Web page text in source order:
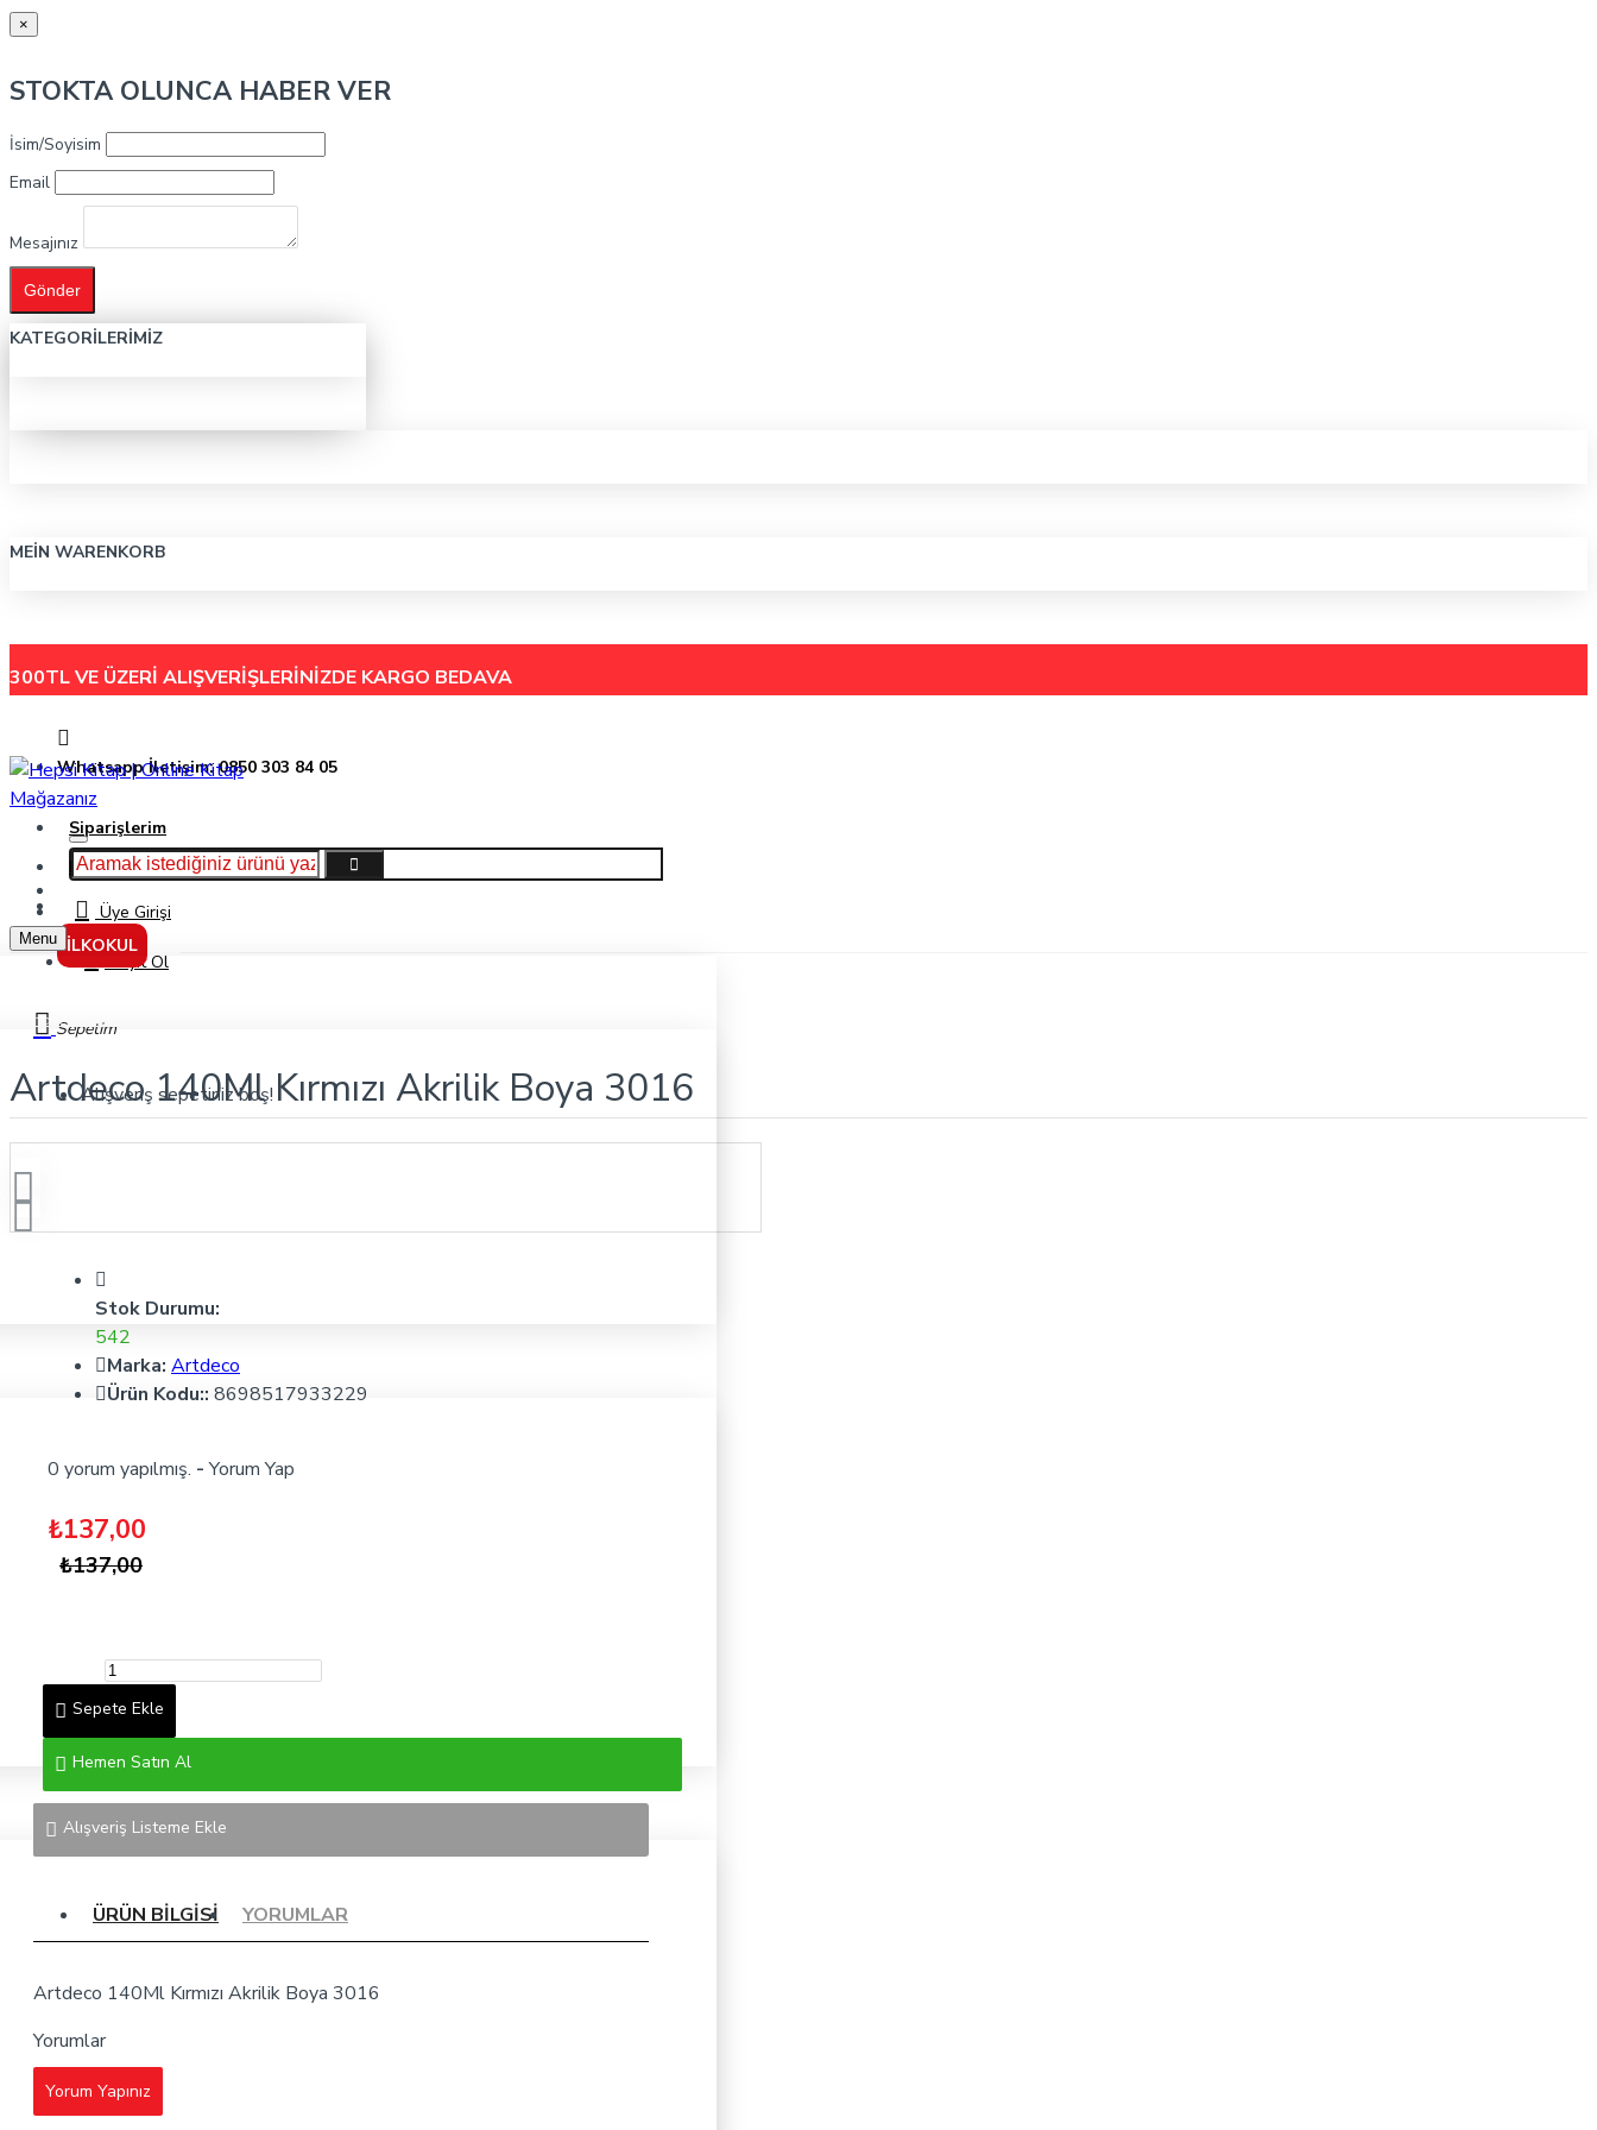
×
STOKTA OLUNCA HABER VER
İsim/Soyisim
Email
Mesajınız
Gönder
KATEGORILERIMIZ
MEIN WARENKORB
300TL VE ÜZERİ ALIŞVERİŞLERİNİZDE KARGO BEDAVA
Whatsapp İletişim: 0850 303 84 05
Siparişlerim
Hakkımızda
İletişimÜye Girişi
Kayıt Ol
Sepetim
Alışveriş sepetiniz boş!
İLKOKUL
Menu
Artdeco 140Ml Kırmızı Akrilik Boya 3016
Artdeco 140Ml Kırmızı Akrilik Boya 3016
Stok Durumu:
542
Marka: Artdeco
Ürün Kodu:: 8698517933229
0 yorum yapılmış. - Yorum Yap
₺137,00
₺137,00
Sepete Ekle
Hemen Satın Al
Alışveriş Listeme Ekle
ÜRÜN BILGISI YORUMLAR
Artdeco 140Ml Kırmızı Akrilik Boya 3016
Yorumlar
Yorum Yapınız